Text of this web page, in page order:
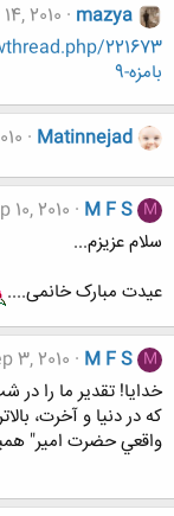
mazya
2010
بامزه-9
Matinnejad
M
M F S
10, 2010
سلام عزیزم...
عیدت مبارک خانمی....
M
M F S
3, 2010
خدايا! تقدير ما را در
که در دنيا و آخرت،
واقعي حضرت امير"